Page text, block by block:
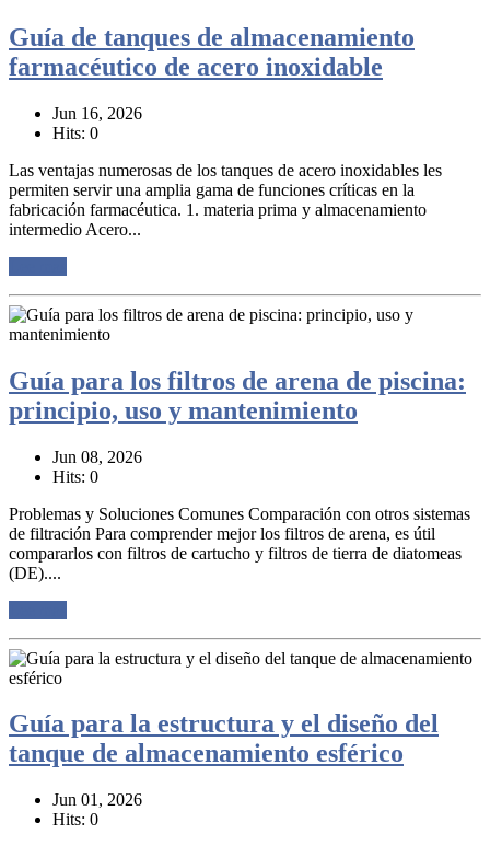
Guía de tanques de almacenamiento
farmacéutico de acero inoxidable
Jun 16, 2026
Hits: 0
Las ventajas numerosas de los tanques de acero inoxidables les
permiten servir una amplia gama de funciones críticas en la
fabricación farmacéutica. 1. materia prima y almacenamiento
intermedio Acero...
Guía para los filtros de arena de piscina:
principio, uso y mantenimiento
Jun 08, 2026
Hits: 0
Problemas y Soluciones Comunes Comparación con otros sistemas
de filtración Para comprender mejor los filtros de arena, es útil
compararlos con filtros de cartucho y filtros de tierra de diatomeas
(DE)....
Guía para la estructura y el diseño del
tanque de almacenamiento esférico
Jun 01, 2026
Hits: 0